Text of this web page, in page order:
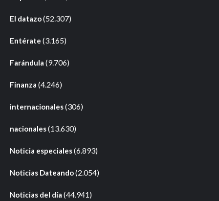
El datazo(52.307)
Entérate (3.165)
Farándula (9.706)
Finanza (4.246)
internacionales(306)
nacionales(13.630)
Noticia especiales(6.893)
Noticias Dateando(2.054)
Noticias del día (44.941)